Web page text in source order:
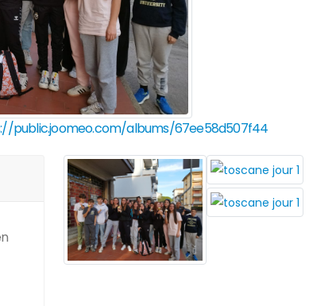
public.joomeo.com/albums/67ee58d507f44